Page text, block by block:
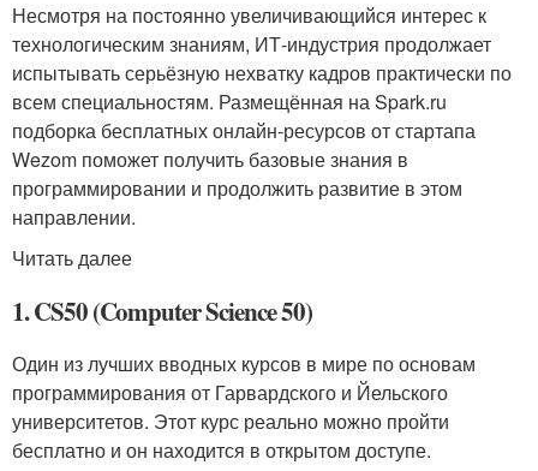
Несмотря на постоянно увеличивающийся интерес к
технологическим знаниям, ИТ-индустрия продолжает
испытывать серьёзную нехватку кадров практически по
всем специальностям. Размещённая на Spark.ru
подборка бесплатных онлайн-ресурсов от стартапа
Wezom поможет получить базовые знания в
программировании и продолжить развитие в этом
направлении.
Читать далее
1. CS50 (Computer Science 50)
Один из лучших вводных курсов в мире по основам
программирования от Гарвардского и Йельского
университетов. Этот курс реально можно пройти
бесплатно и он находится в открытом доступе.